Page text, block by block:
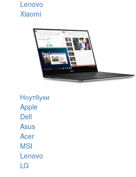
Lenovo
Xiaomi
Ноутбуки
Apple
Dell
Asus
Acer
MSI
Lenovo
LG